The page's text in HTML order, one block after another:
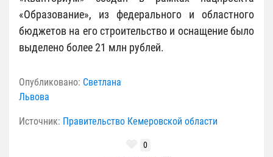
«Образование», из федерального и областного
бюджетов на его строительство и оснащение было
выделено более 21 млн рублей.
Опубликовано: Светлана
Львова
Источник: Правительство Кемеровской области
0